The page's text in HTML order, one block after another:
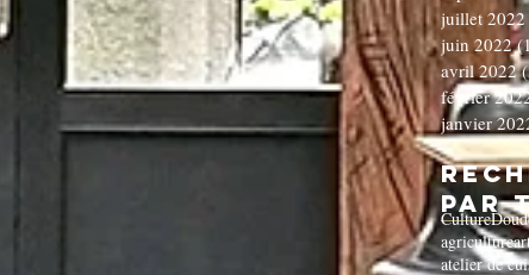
juillet 2022
juin 2022
avril 2022
février
janvier
par
Culture
agriculture
atelier de